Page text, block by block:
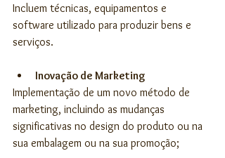
Incluem técnicas, equipamentos e
software utilizado para produzir bens e
serviços.
Inovação de Marketing
Implementação de um novo método de
marketing, incluindo as mudanças
significativas no design do produto ou na
sua embalagem ou na sua promoção;